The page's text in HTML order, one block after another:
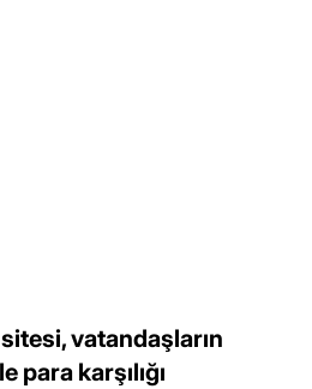
vatandaşların
karşılığı